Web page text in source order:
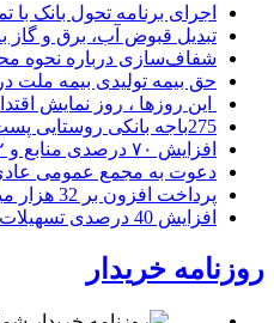
اجرای برنامه تحول بانک با
تبدیل قبوض آب، برق و گاز
شفاف‌سازی درباره نحوه
حق بیمه تولیدی بیمه ملت در
این روزها ، روز نمایش
275باجه بانکی روستایی پست بانک ایران منابع خود را به بیش از ۱۰۰ میلیارد ریال افزایش دادند
افزایش ۷۰ درصدی منابع و ۱۳۲ درصدی ضمانت‌نامه‌های ریالی صادره پست بانک ایران در چهارماهه اول سال 1405
دعوت به مجمع عمومی عادی
پرداخت افزون بر 32 هزار میلیارد ریال تسهیلات قرض الحسنه ازدواج و فرزندآوری توسط بانک کشاورزی
افزایش 40 درصدی تسهیلات بانک توسعه صادرات ایران برای بخش های تولید، صادرات و دانش بنیان ها
روزنامه خریدار